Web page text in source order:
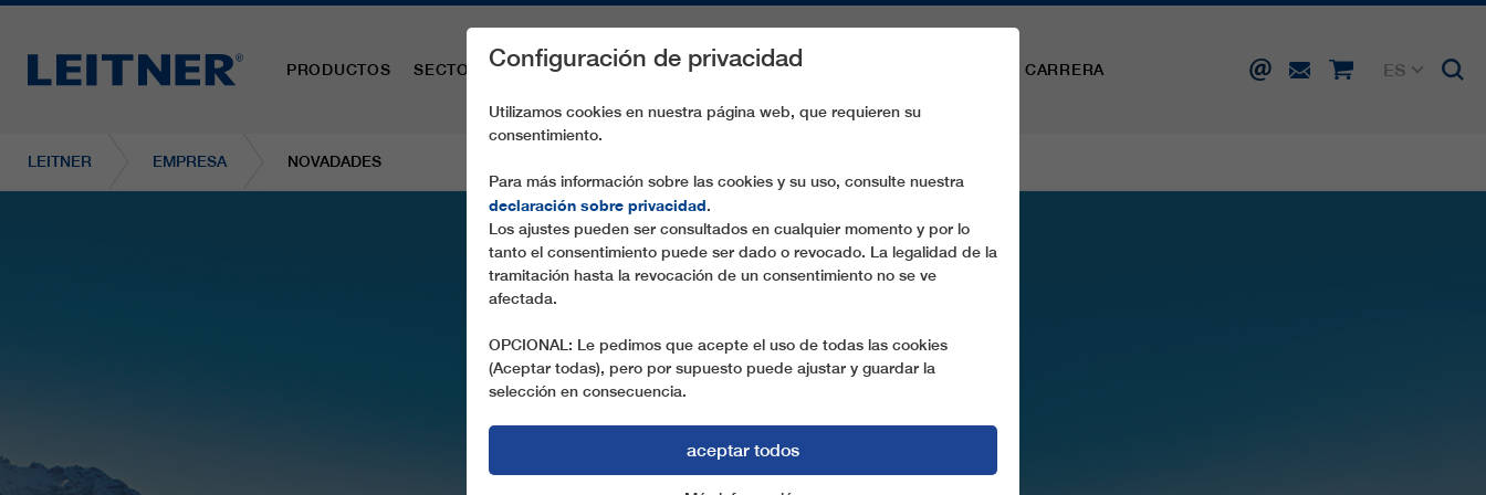
PRODUCTOS SECTORES PIEZAS DE RECAMBIO SERVICIO CARRERA
ES
LEITNER EMPRESA NOVADADES
NOVEDADES
Configuración de privacidad
Utilizamos cookies en nuestra página web, que requieren su
consentimiento.
Para más información sobre las cookies y su uso, consulte nuestra
declaración sobre privacidad.
Los ajustes pueden ser consultados en cualquier momento y por lo
tanto el consentimiento puede ser dado o revocado. La legalidad de la
tramitación hasta la revocación de un consentimiento no se ve
afectada.
OPCIONAL: Le pedimos que acepte el uso de todas las cookies
(Aceptar todas), pero por supuesto puede ajustar y guardar la
selección en consecuencia.
aceptar todos